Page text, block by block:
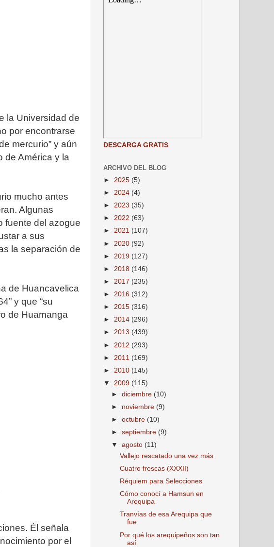
la Universidad de
por encontrarse
mercurio” y aún
de América y la
mucho antes
Algunas
fuente del azogue
a sus
la separación de
de Huancavelica
y que “su
de Huamanga
Él señala
por el
DESCARGA GRATIS
ARCHIVO DEL BLOG
► 2025 (5)
► 2024 (4)
► 2023 (35)
► 2022 (63)
► 2021 (107)
► 2020 (92)
► 2019 (127)
► 2018 (146)
► 2017 (235)
► 2016 (312)
► 2015 (316)
► 2014 (296)
► 2013 (439)
► 2012 (293)
► 2011 (169)
► 2010 (145)
▼ 2009 (115)
►diciembre (10)
► noviembre (9)
►octubre (10)
►septiembre (9)
▼agosto (11)
Vallejo rescatado una vez más
Cuatro frescas (XXXII)
Réquiem para Selecciones
Cómo conocí a Hamsun en
Arequipa
Tranvías de esa Arequipa que
fue
Por qué los arequipeños son tan
así